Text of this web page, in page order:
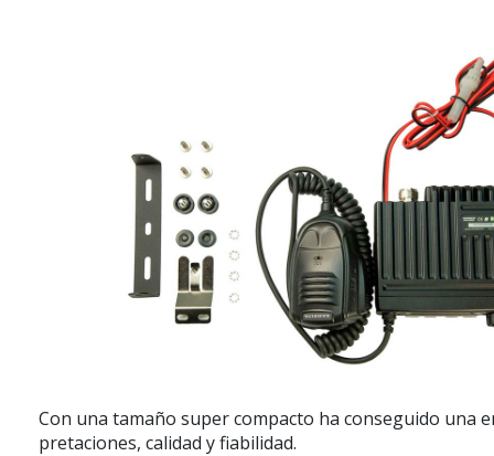
Con una tamaño super compacto ha conseguido una
pretaciones, calidad y fiabilidad.